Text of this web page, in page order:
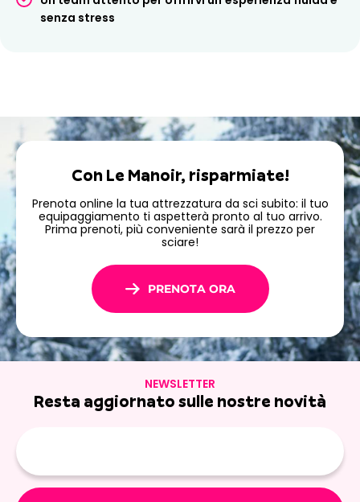
Bogner e Oakleyper unire comfort, prestazioni e stile
durante il tuo soggiorno.
soggiorno
Prenotando la tua attrezzatura online, potrai beneficiare
tua attrezzatura sarà pronta al tuo arrivo, risparmiando
tempo e permettendoti di scendere sulle piste senza
Prenota subito il tuo noleggio sci o snowboard ad Arc
1950 Le Manoir con Ski Republic e sfrutta al meglio il
tuo soggiorno.
senza stress
Con Le Manoir, risparmiate!
Prenota online la tua attrezzatura da sci subito: il tuo
equipaggiamento ti aspetterà pronto al tuo arrivo.
Prima prenoti, più conveniente sarà il prezzo per
sciare!
PRENOTA ORA
NEWSLETTER
Resta aggiornato sulle nostre novità